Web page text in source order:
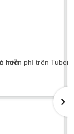
hơn
miễn phí trên